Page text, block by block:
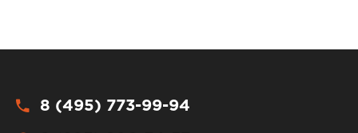
8 (495) 773-99-94